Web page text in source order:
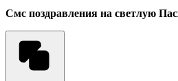
Смс поздравления на светлую